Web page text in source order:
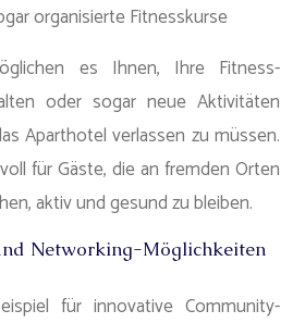
organisierte Fitnesskurse
es Ihnen, Ihre Fitness-
oder sogar neue Aktivitäten
Aparthotel verlassen zu müssen.
für Gäste, die an fremden Orten
aktiv und gesund zu bleiben.
Networking-Möglichkeiten
für innovative Community-